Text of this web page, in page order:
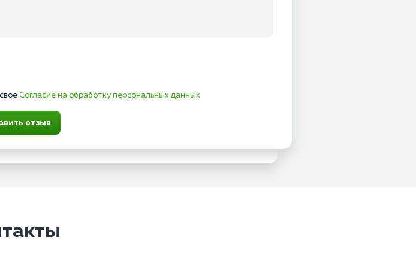
Согласие на обработку персональных данных
отзыв